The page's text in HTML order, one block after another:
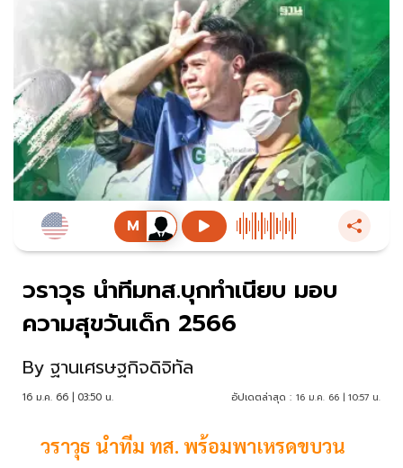
วราวุธ นำทีมทส.บุกทำเนียบ มอบ
ความสุขวันเด็ก 2566
By ฐานเศรษฐกิจดิจิทัล
16 ม.ค. 66 | 03:50 น. อัปเดตล่าสุด : 16 ม.ค. 66 | 10:57 น.
วราวุธ นำทีม ทส. พร้อมพาเหรดขบวน